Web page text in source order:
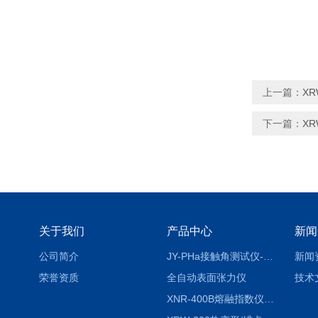
上一篇：
下一篇：
关于我们
公司简介
荣誉资质
产品中心
全自动表面张力仪
新
新闻
技术